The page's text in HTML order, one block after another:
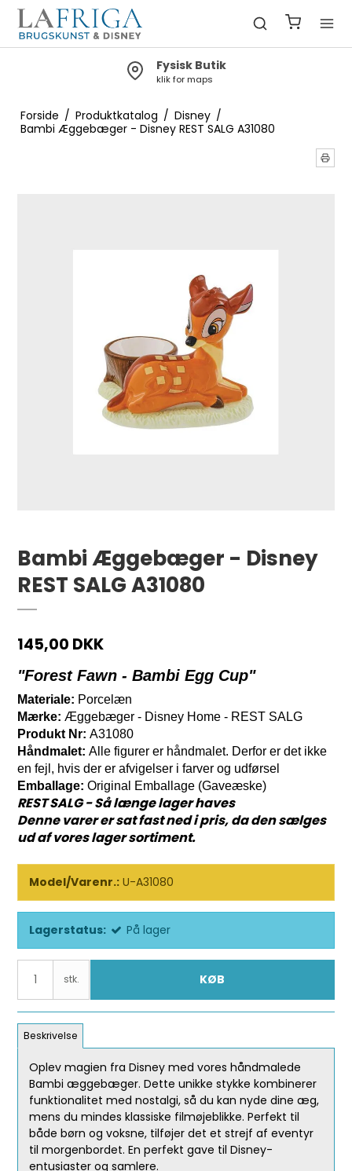
Fysisk Butik
klik for maps
Forside / Produktkatalog / Disney /
Bambi Æggebæger - Disney REST SALG A31080
Bambi Æggebæger - Disney
REST SALG A31080
145,00 DKK
"Forest Fawn - Bambi Egg Cup"
Materiale: Porcelæn
Mærke: Æggebæger - Disney Home - REST SALG
Produkt Nr: A31080
Håndmalet: Alle figurer er håndmalet. Derfor er det ikke
en fejl, hvis der er afvigelser i farver og udførsel
Emballage: Original Emballage (Gaveæske)
REST SALG - Så længe lager haves
Denne varer er sat fast ned i pris, da den sælges
ud af vores lager sortiment.
Model/Varenr.: U-A31080
Lagerstatus: På lager
stk. KØB
Beskrivelse
Oplev magien fra Disney med vores håndmalede
Bambi æggebæger. Dette unikke stykke kombinerer
funktionalitet med nostalgi, så du kan nyde dine æg,
mens du mindes klassiske filmøjeblikke. Perfekt til
både børn og voksne, tilføjer det et strejf af eventyr
til morgenbordet. En perfekt gave til Disney-
entusiaster og samlere.